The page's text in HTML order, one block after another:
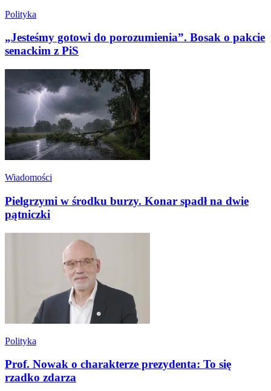
Polityka
„Jesteśmy gotowi do porozumienia”. Bosak o pakcie
senackim z PiS
Wiadomości
Pielgrzymi w środku burzy. Konar spadł na dwie
pątniczki
Polityka
Prof. Nowak o charakterze prezydenta: To się
rzadko zdarza